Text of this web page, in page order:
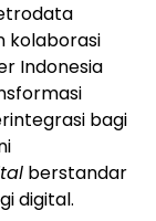
kolaborasi
Indonesia
bagi
berstandar
digital.